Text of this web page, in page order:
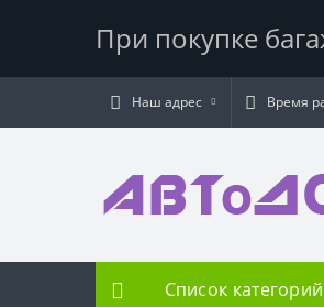
При покупке
Наш адрес Время
Список категорий